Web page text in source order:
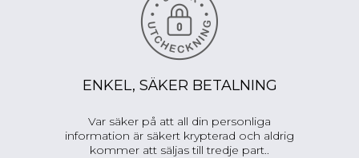
ENKEL, SÄKER BETALNING
Var säker på att all din personliga
information är säkert krypterad och aldrig
kommer att säljas till tredje part..